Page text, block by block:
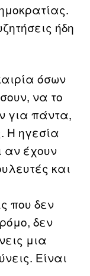
ήδη
όσων
να το
για πάντα,
Η ηγεσία
αν έχουν
και
που δεν
δεν
μια
Είναι